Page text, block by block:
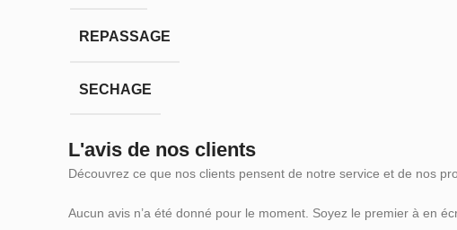
REPASSAGE
SECHAGE
L'avis de nos clients
Découvrez ce que nos clients pensent de notre service et de nos
Aucun avis n’a été donné pour le moment. Soyez le premier à en